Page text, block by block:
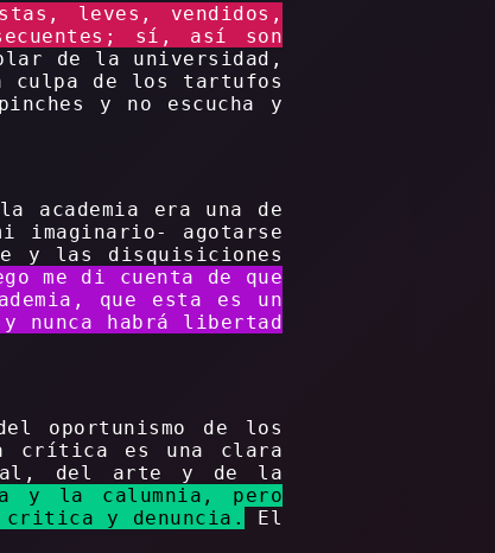
leves, vendidos,
sí, así son
de la universidad,
culpa de los tartufos
y no escucha y
academia era una de
imaginario- agotarse
y las disquisiciones
me di cuenta de que
que esta es un
nunca habrá libertad
oportunismo de los
crítica es una clara
del arte y de la
y la calumnia, pero
critica y denuncia.
El